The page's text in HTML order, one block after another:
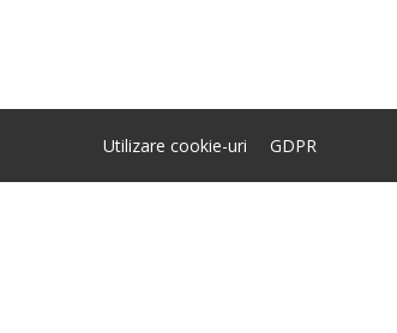
Utilizare cookie-uri GDPR